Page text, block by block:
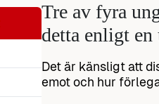
Tre av fyra
detta enligt
Det är känsligt att
emot och hur